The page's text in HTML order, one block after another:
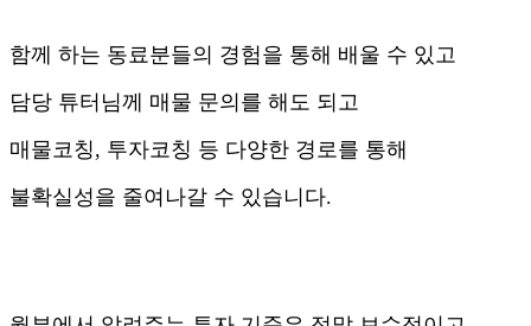
함께 하는 동료분들의 경험을 통해 배울 수 있고
담당 튜터님께 매물 문의를 해도 되고
매물코칭, 투자코칭 등 다양한 경로를 통해
불확실성을 줄여나갈 수 있습니다.